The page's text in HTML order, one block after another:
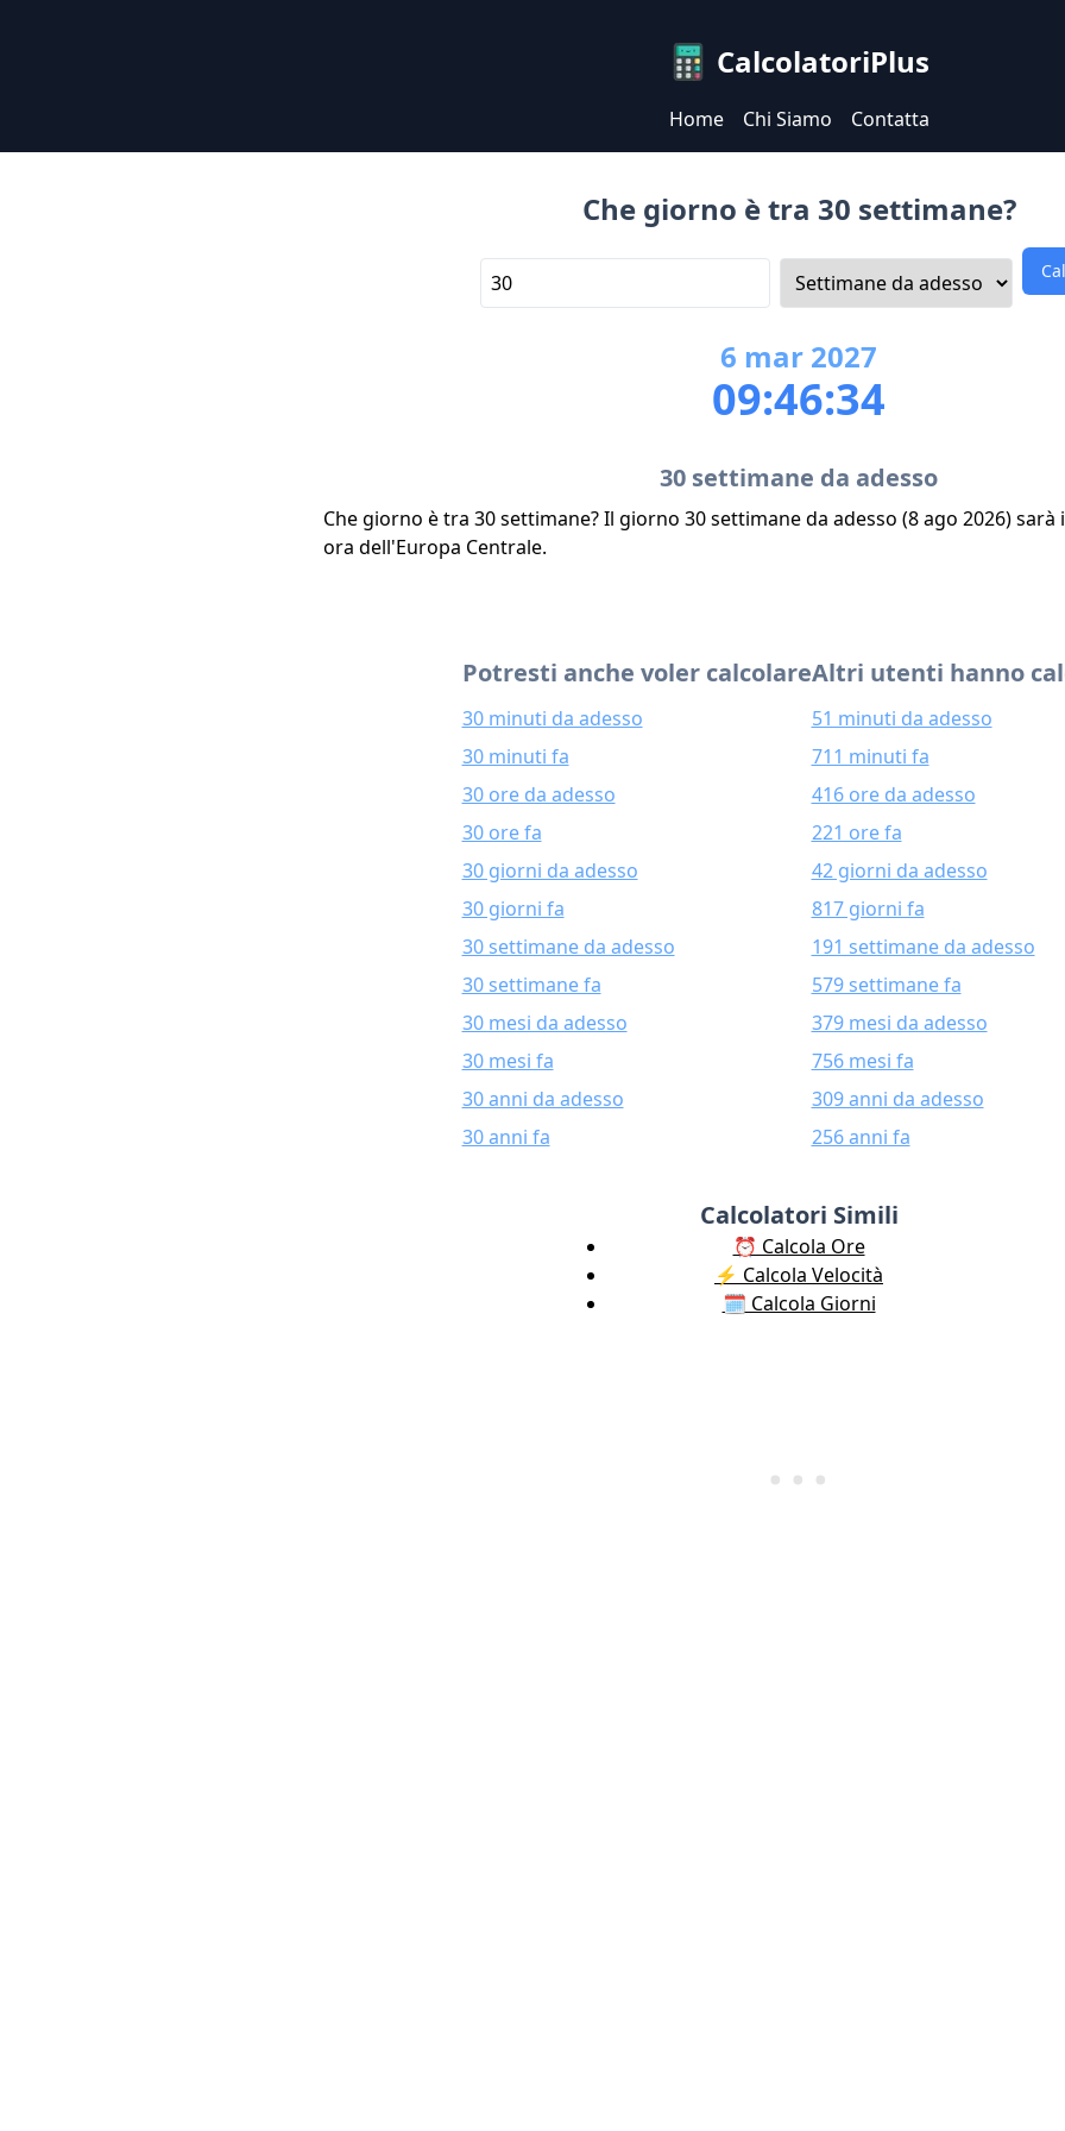
CalcolatoriPlus
Home Chi Siamo Contatta
Che giorno è tra 30 settimane?
6 mar 2027
09:46:34
30 settimane da adesso
Che giorno è tra 30 settimane? Il giorno 30 settimane da adesso (8 ago 2026) sarà
ora dell'Europa Centrale.
Potresti anche voler calcolare
30 minuti da adesso
30 minuti fa
30 ore da adesso
30 ore fa
30 giorni da adesso
30 giorni fa
30 settimane da adesso
30 settimane fa
30 mesi da adesso
30 mesi fa
30 anni da adesso
30 anni fa
Altri utenti hanno
51 minuti da adesso
711 minuti fa
416 ore da adesso
221 ore fa
42 giorni da adesso
817 giorni fa
191 settimane da adesso
579 settimane fa
379 mesi da adesso
756 mesi fa
309 anni da adesso
256 anni fa
Calcolatori Simili
⏰ Calcola Ore
⚡️ Calcola Velocità
🗓️ Calcola Giorni